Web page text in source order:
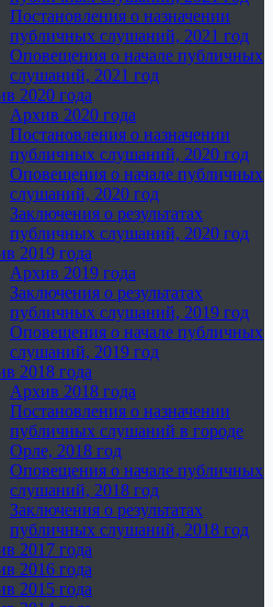
Постановления о назначении
публичных слушаний, 2021 год
Оповещения о начале публичных
слушаний, 2021 год
2020 года
Архив 2020 года
Постановления о назначении
публичных слушаний, 2020 год
Оповещения о начале публичных
слушаний, 2020 год
Заключения о результатах
публичных слушаний, 2020 год
2019 года
Архив 2019 года
Заключения о результатах
публичных слушаний, 2019 год
Оповещения о начале публичных
слушаний, 2019 год
2018 года
Архив 2018 года
Постановления о назначении
публичных слушаний в городе
Орле, 2018 год
Оповещения о начале публичных
слушаний, 2018 год
Заключения о результатах
публичных слушаний, 2018 год
2017 года
2016 года
2015 года